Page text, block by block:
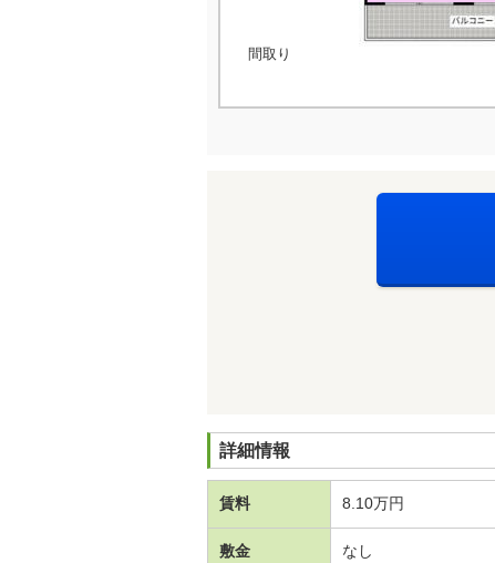
間取り
詳細情報
賃料 8.10万円
敷金 なし